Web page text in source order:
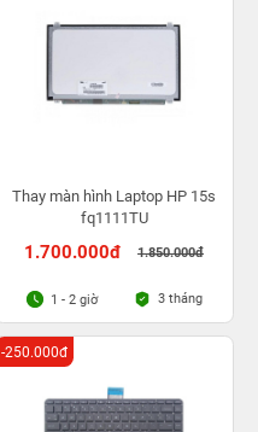
Thay màn hình Laptop HP 15s
fq1111TU
1.700.000đ 1.850.000đ
1 - 2 giờ 3 tháng
-250.000đ